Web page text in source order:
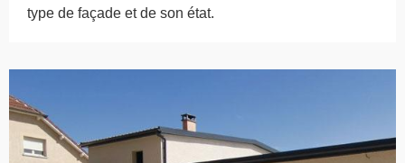
type de façade et de son état.